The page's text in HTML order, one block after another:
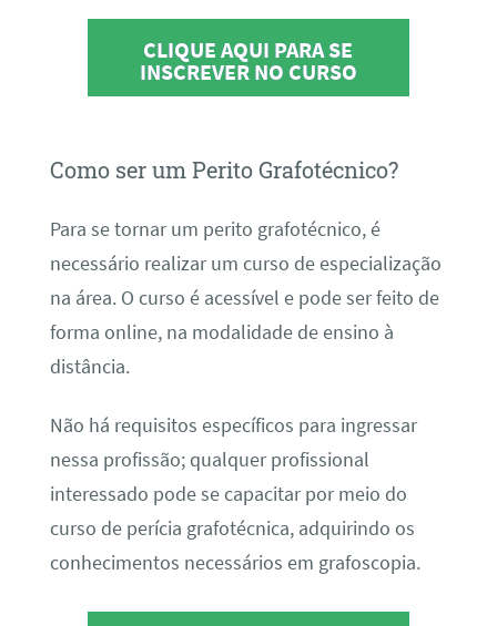
CLIQUE AQUI PARA SE
INSCREVER NO CURSO
Como ser um Perito Grafotécnico?
Para se tornar um perito grafotécnico, é
necessário realizar um curso de especialização
na área. O curso é acessível e pode ser feito de
forma online, na modalidade de ensino à
distância.
Não há requisitos específicos para ingressar
nessa profissão; qualquer profissional
interessado pode se capacitar por meio do
curso de perícia grafotécnica, adquirindo os
conhecimentos necessários em grafoscopia.